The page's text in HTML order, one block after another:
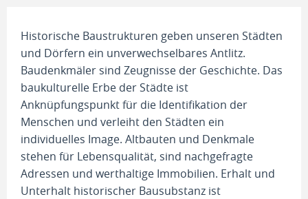
Historische Baustrukturen geben unseren Städten
und Dörfern ein unverwechselbares Antlitz.
Baudenkmäler sind Zeugnisse der Geschichte. Das
baukulturelle Erbe der Städte ist
Anknüpfungspunkt für die Identifikation der
Menschen und verleiht den Städten ein
individuelles Image. Altbauten und Denkmale
stehen für Lebensqualität, sind nachgefragte
Adressen und werthaltige Immobilien. Erhalt und
Unterhalt historischer Bausubstanz ist